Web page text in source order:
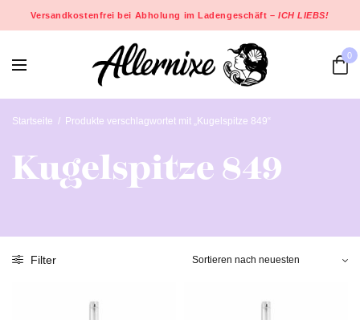
Versandkostenfrei bei Abholung im Ladengeschäft –ICH LIEBS!
0
Startseite / Produkte verschlagwortet mit „Kugelspitze 849“
Kugelspitze 849
Filter